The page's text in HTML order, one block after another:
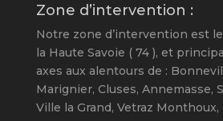
Zone d’intervention :
Notre zone d’intervention est
la Haute Savoie ( 74 ), et
axes aux alentours de :
Marignier, Cluses, Annemasse,
Ville la Grand, Vetraz